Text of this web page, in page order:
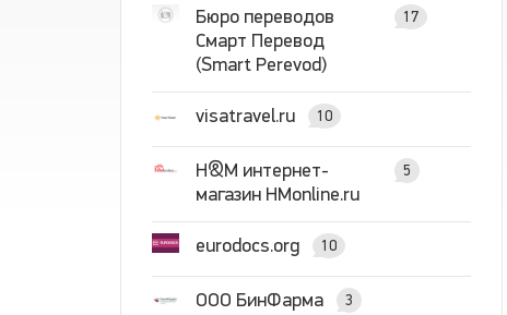
Бюро переводов
Смарт Перевод
(Smart Perevod)
17
visatravel.ru 10
H&M интернет-
магазин HMonline.ru
5
eurodocs.org 10
ООО БинФарма 3